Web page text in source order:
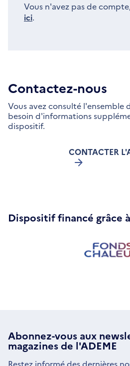
Vous n'avez pas de
ici.
Contactez-nous
Vous avez consulté l'ensemble
besoin d'informations
dispositif.
CONTACTER
Dispositif financé grâce
Abonnez-vous aux
magazines de l'ADEME
Restez informé des dernières